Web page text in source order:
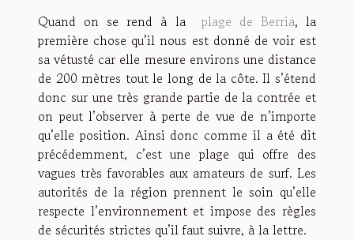
Quand on se rend à la plage de Berria, la
première chose qu’il nous est donné de voir est
sa vétusté car elle mesure environs une distance
de 200 mètres tout le long de la côte. Il s’étend
donc sur une très grande partie de la contrée et
on peut l’observer à perte de vue de n’importe
qu’elle position. Ainsi donc comme il a été dit
précédemment, c’est une plage qui offre des
vagues très favorables aux amateurs de surf. Les
autorités de la région prennent le soin qu’elle
respecte l’environnement et impose des règles
de sécurités strictes qu’il faut suivre, à la lettre.